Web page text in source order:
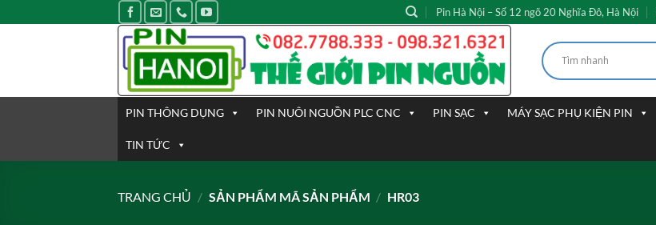
qua
Pin Hà Nội – Số 12 ngõ 20 Nghĩa Đô, Hà Nội
PIN THÔNG DỤNG PIN NUÔI NGUỒN PLC CNC PIN SẠC MÁY SẠC PHỤ KIỆN PIN
TIN TỨC
TRANG CHỦ / SẢN PHẨM MÃ SẢN PHẨM / HR03